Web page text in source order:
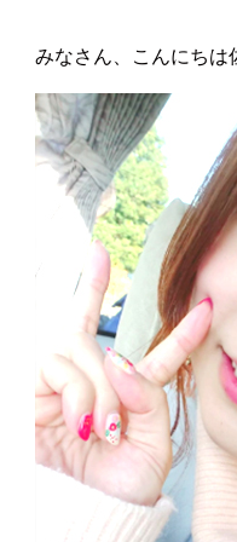
みなさん、こんにち